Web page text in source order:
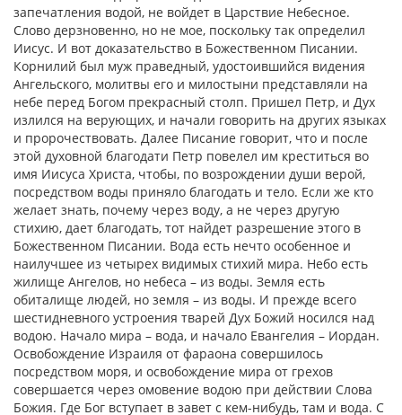
запечатления водой, не войдет в Царствие Небесное.
Слово дерзновенно, но не мое, поскольку так определил
Иисус. И вот доказательство в Божественном Писании.
Корнилий был муж праведный, удостоившийся видения
Ангельского, молитвы его и милостыни представляли на
небе перед Богом прекрасный столп. Пришел Петр, и Дух
излился на верующих, и начали говорить на других языках
и пророчествовать. Далее Писание говорит, что и после
этой духовной благодати Петр повелел им креститься во
имя Иисуса Христа, чтобы, по возрождении души верой,
посредством воды приняло благодать и тело. Если же кто
желает знать, почему через воду, а не через другую
стихию, дает благодать, тот найдет разрешение этого в
Божественном Писании. Вода есть нечто особенное и
наилучшее из четырех видимых стихий мира. Небо есть
жилище Ангелов, но небеса – из воды. Земля есть
обиталище людей, но земля – из воды. И прежде всего
шестидневного устроения тварей Дух Божий носился над
водою. Начало мира – вода, и начало Евангелия – Иордан.
Освобождение Израиля от фараона совершилось
посредством моря, и освобождение мира от грехов
совершается через омовение водою при действии Слова
Божия. Где Бог вступает в завет с кем-нибудь, там и вода. С